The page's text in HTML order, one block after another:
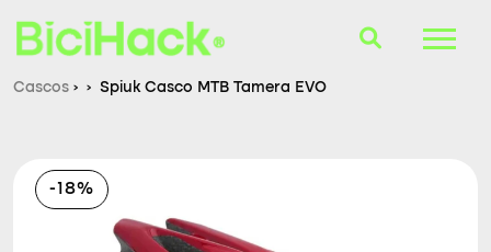
Bicicletas
Cascos
Cascos › › Spiuk Casco MTB Tamera EVO
-18%